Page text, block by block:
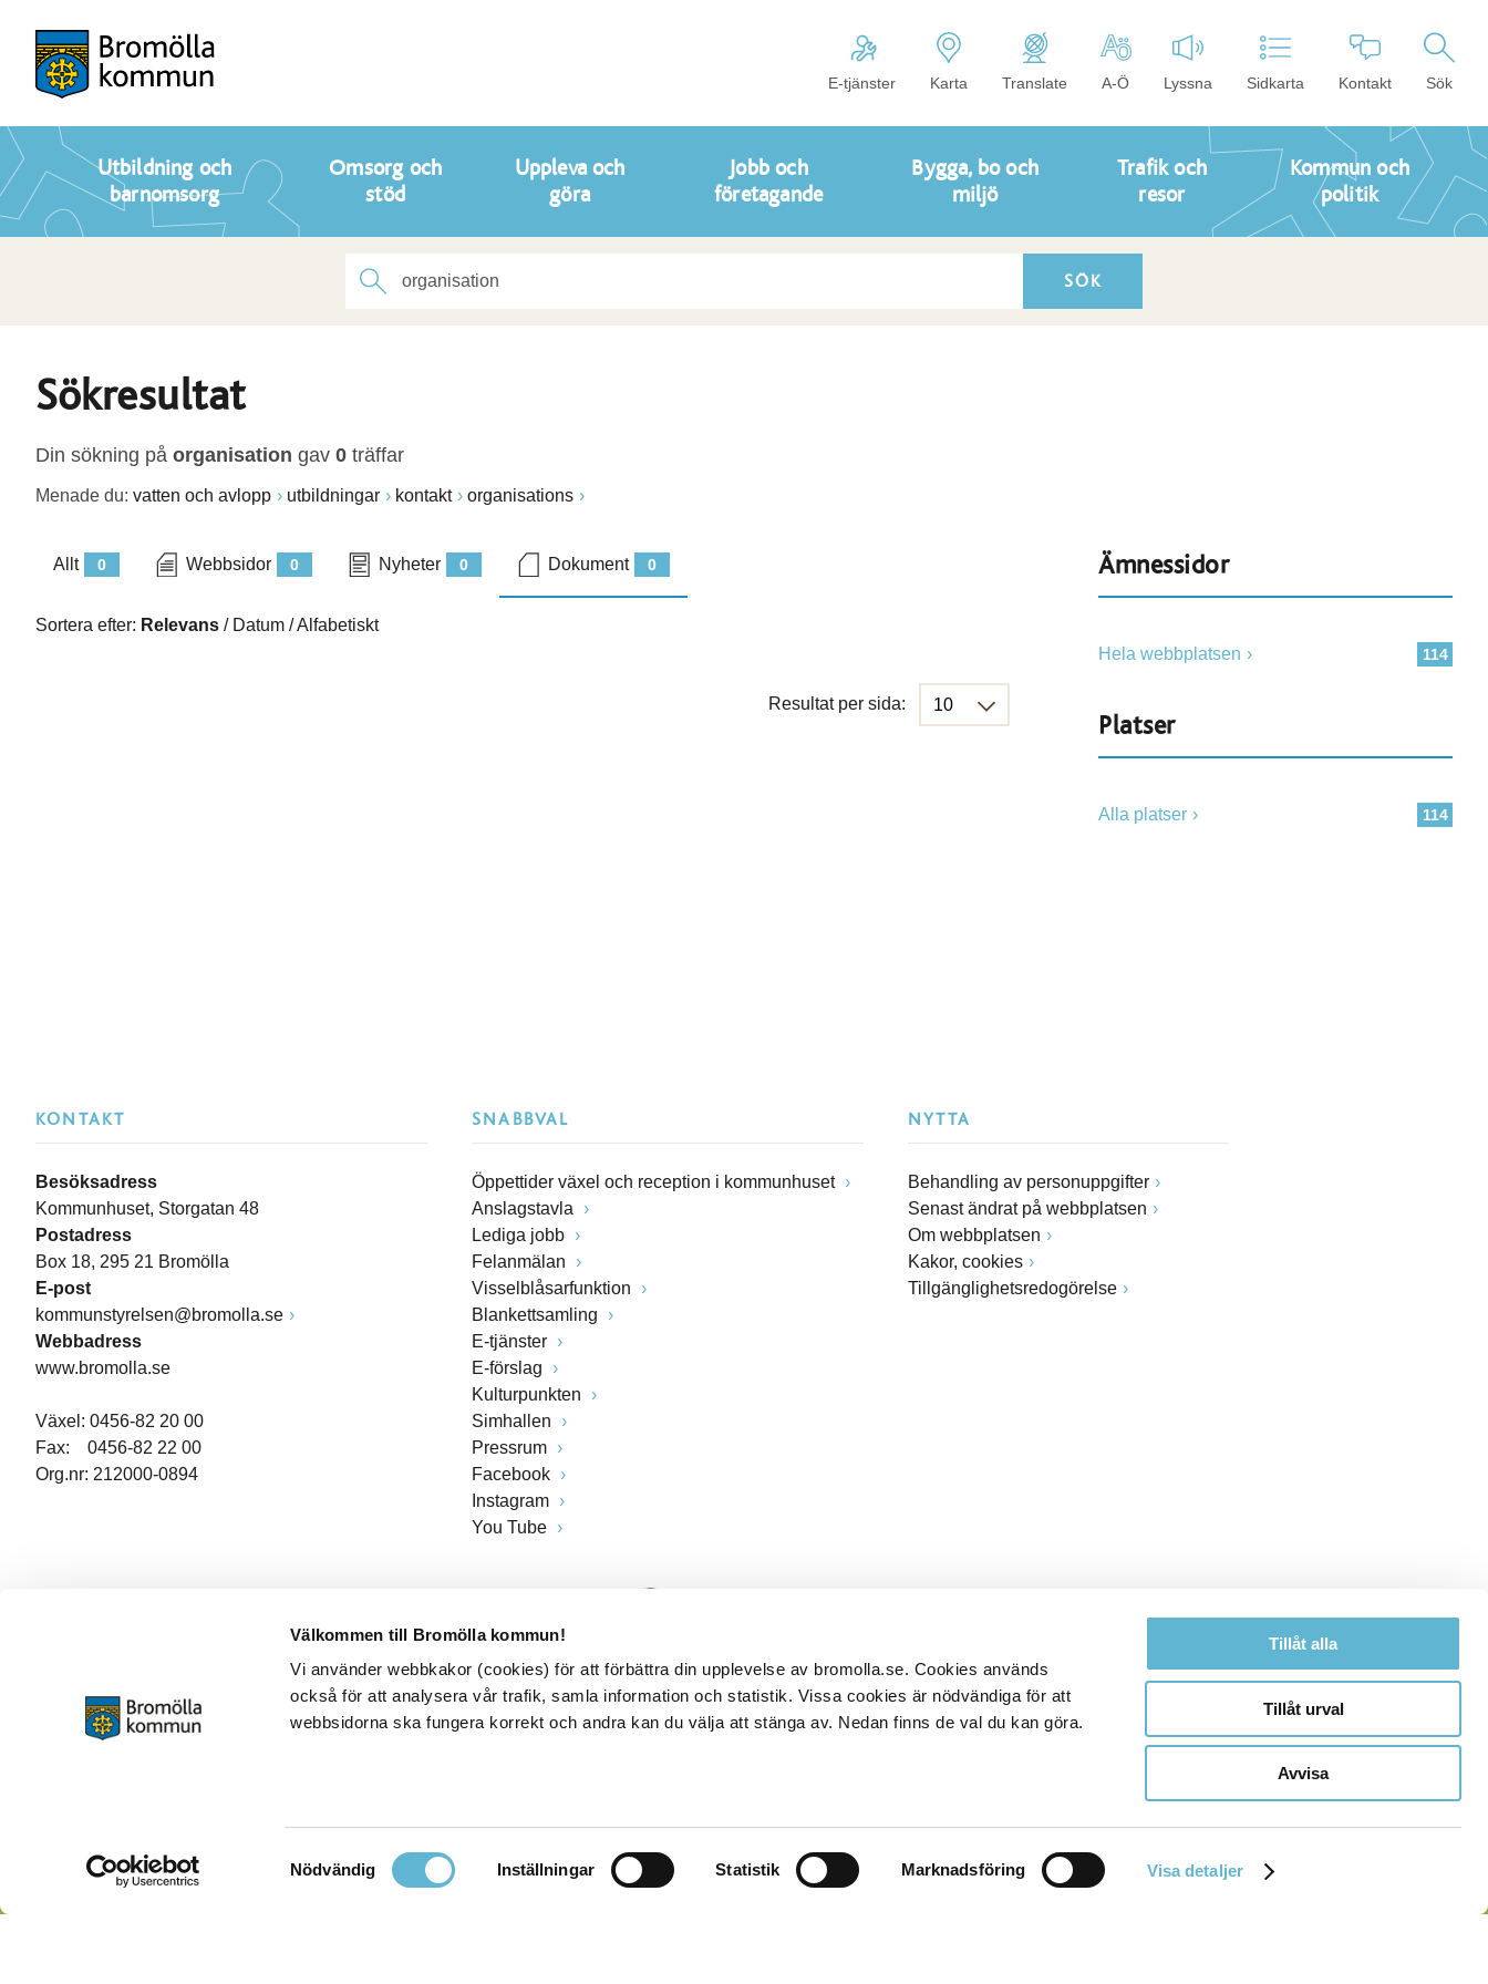
Välkommen till Bromölla kommun!
Vi använder webbkakor (cookies) för att förbättra din upplevelse av bromolla.se. Cookies används
också för att analysera vår trafik, samla information och statistik. Vissa cookies är nödvändiga för att
webbsidorna ska fungera korrekt och andra kan du välja att stänga av. Nedan finns de val du kan göra.
Samtyckesval
Nödvändig Inställningar Statistik Marknadsföring Visa detaljer
Tillåt alla
Tillåt urval
Avvisa
E-tjänster Karta Translate A-Ö Lyssna Sidkarta Kontakt Sök
Utbildning och
barnomsorg
Omsorg och
stöd
Uppleva och
göra
Jobb och
företagande
Bygga, bo och
miljö
Trafik och
resor
Kommun och
politik
Sökresultat
Din sökning på organisation gav 0 träffar
Menade du: vatten och avlopp utbildningar kontakt organisations
0
Allt 0
Webbsidor 0
Nyheter 0
Dokument
Sortera efter: Relevans / Datum /Alfabetiskt
Resultat per sida:
Ämnessidor
114
Hela webbplatsen
Platser
114
Alla platser
KONTAKT
Besöksadress
Kommunhuset, Storgatan 48
Postadress
Box 18, 295 21 Bromölla
E-post
kommunstyrelsen@bromolla.se
Webbadress
www.bromolla.se
Växel: 0456-82 20 00
Fax: 0456-82 22 00
Org.nr: 212000-0894
SNABBVAL
Öppettider växel och reception i kommunhuset
Anslagstavla
Lediga jobb
Felanmälan
Visselblåsarfunktion
Blankettsamling
E-tjänster
E-förslag
Kulturpunkten
Simhallen
Pressrum
Facebook
Instagram
You Tube
NYTTA
Behandling av personuppgifter
Senast ändrat på webbplatsen
Om webbplatsen
Kakor, cookies
Tillgänglighetsredogörelse